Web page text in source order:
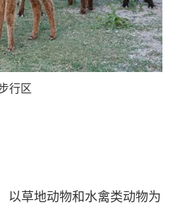
行区
以草地动物和水禽类动物为